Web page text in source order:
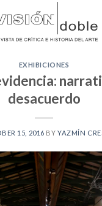
EXHIBICIONES
desacuerdo
15, 2016 BYYAZMÍN